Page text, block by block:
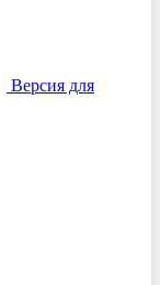
Версия для